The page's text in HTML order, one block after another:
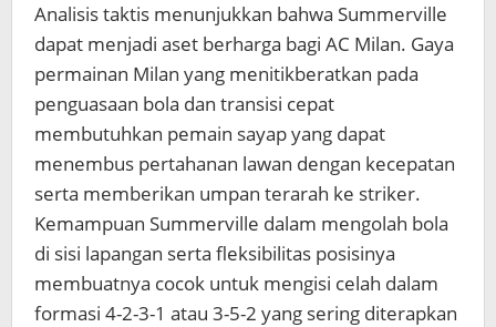
Analisis taktis menunjukkan bahwa Summerville
dapat menjadi aset berharga bagi AC Milan. Gaya
permainan Milan yang menitikberatkan pada
penguasaan bola dan transisi cepat
membutuhkan pemain sayap yang dapat
menembus pertahanan lawan dengan kecepatan
serta memberikan umpan terarah ke striker.
Kemampuan Summerville dalam mengolah bola
di sisi lapangan serta fleksibilitas posisinya
membuatnya cocok untuk mengisi celah dalam
formasi 4-2-3-1 atau 3-5-2 yang sering diterapkan